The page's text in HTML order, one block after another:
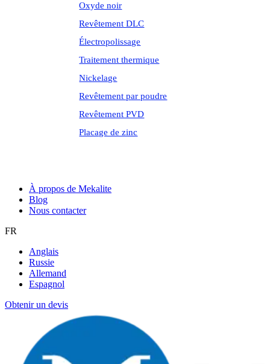
Oxyde noir
Revêtement DLC
Électropolissage
Traitement thermique
Nickelage
Revêtement par poudre
Revêtement PVD
Placage de zinc
À propos de Mekalite
Blog
Nous contacter
FR
Anglais
Russie
Allemand
Espagnol
Obtenir un devis